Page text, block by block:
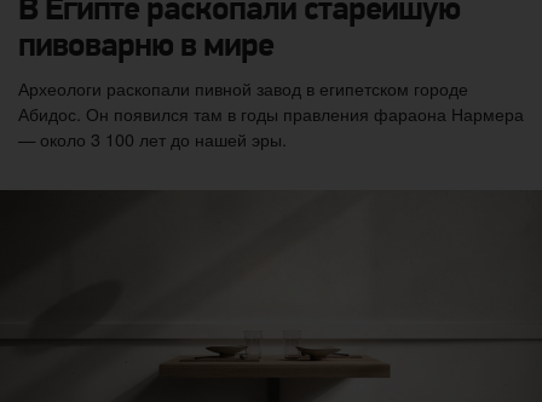
В Египте раскопали старейшую
пивоварню в мире
Археологи раскопали пивной завод в египетском городе
Абидос. Он появился там в годы правления фараона Нармера
— около 3 100 лет до нашей эры.